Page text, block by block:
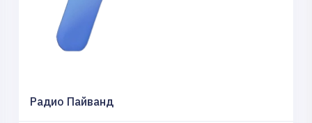
Радио Пайванд